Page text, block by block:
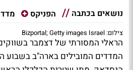
נושאים בכתבה הפניקס מדד
צילום: Bizportal; Getty images Israel
הראלי המסורתי של דצמבר
המדדים המובילים בארה"ב בשבוע